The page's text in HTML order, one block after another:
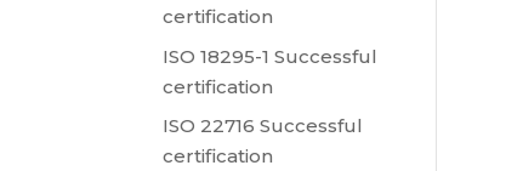
certification
ISO 18295-1 Successful
certification
ISO 22716 Successful
certification